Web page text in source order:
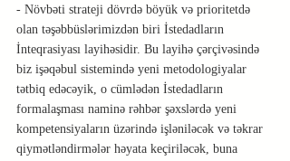
- Növbəti strateji dövrdə böyük və prioritetdə
olan təşəbbüslərimizdən biri İstedadların
İnteqrasiyası layihəsidir. Bu layihə çərçivəsində
biz işəqəbul sistemində yeni metodologiyalar
tətbiq edəcəyik, o cümlədən İstedadların
formalaşması naminə rəhbər şəxslərdə yeni
kompetensiyaların üzərində işləniləcək və təkrar
qiymətləndirmələr həyata keçiriləcək, buna